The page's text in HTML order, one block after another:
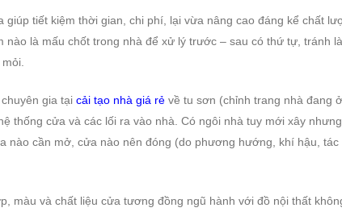
giúp tiết kiệm thời gian, chi phí, lại vừa nâng cao đáng kể chất
nào là mấu chốt trong nhà để xử lý trước – sau có thứ tự, tránh
gia tại cải tạo nhà giá rẻ về tu sơn (chỉnh trang nhà đang
thống cửa và các lối ra vào nhà. Có ngôi nhà tuy mới xây
nào cần mở, cửa nào nên đóng (do phương hướng, khí hậu, tác
màu và chất liệu cửa tương đồng ngũ hành với đồ nội thất